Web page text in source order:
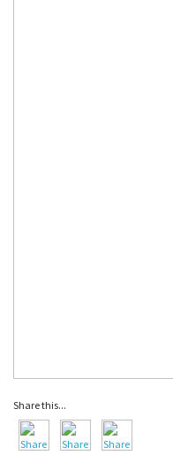
Share this...